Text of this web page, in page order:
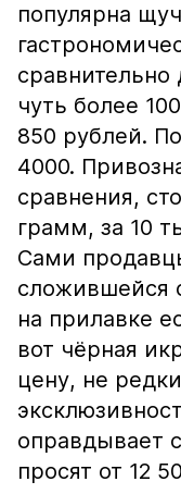
популярна
сравнительно
чуть более
850 рублей.
4000.
сравнения,
грамм, за 10
Сами
сложившейся
на прилавке
вот чёрная
цену, не
оправдывает
просят от 12